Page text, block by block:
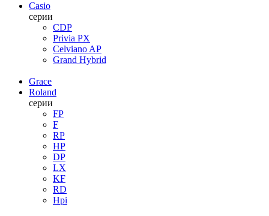
Casio
серии
CDP
Privia PX
Celviano AP
Grand Hybrid
Grace
Roland
серии
FP
F
RP
HP
DP
LX
KF
RD
Hpi